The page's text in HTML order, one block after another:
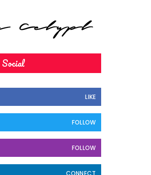
Social
LIKE
FOLLOW
FOLLOW